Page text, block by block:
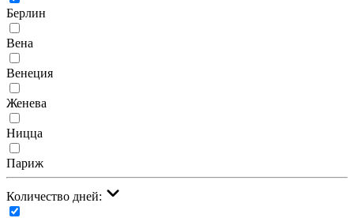
Берлин
Вена
Венеция
Женева
Ницца
Париж
Количество дней: